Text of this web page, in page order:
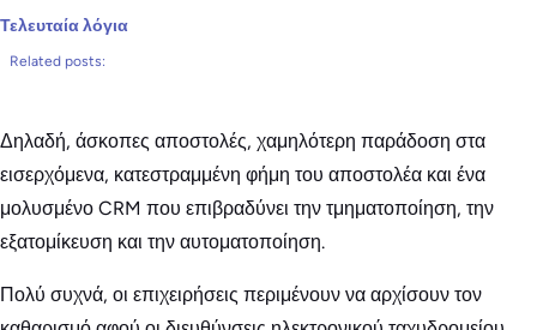
Τελευταία λόγια
Related posts:
Δηλαδή, άσκοπες αποστολές, χαμηλότερη παράδοση στα
εισερχόμενα, κατεστραμμένη φήμη του αποστολέα και ένα
μολυσμένο CRM που επιβραδύνει την τμηματοποίηση, την
εξατομίκευση και την αυτοματοποίηση.
Πολύ συχνά, οι επιχειρήσεις περιμένουν να αρχίσουν τον